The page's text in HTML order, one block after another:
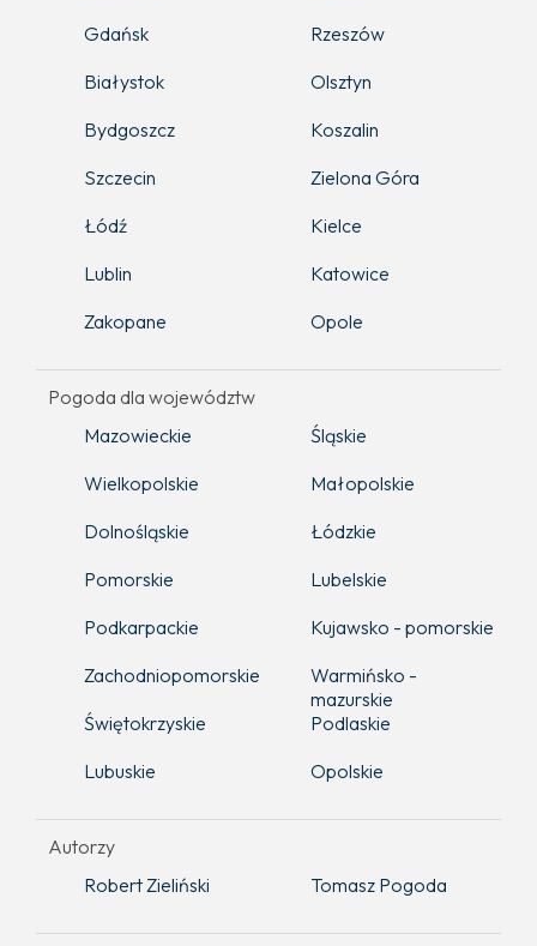
Gdańsk
Rzeszów
Białystok
Olsztyn
Bydgoszcz
Koszalin
Szczecin
Zielona Góra
Łódź
Kielce
Lublin
Katowice
Zakopane
Opole
Pogoda dla województw
Mazowieckie
Śląskie
Wielkopolskie
Małopolskie
Dolnośląskie
Łódzkie
Pomorskie
Lubelskie
Podkarpackie
Kujawsko - pomorskie
Zachodniopomorskie
Warmińsko -
mazurskie
Świętokrzyskie
Podlaskie
Lubuskie
Opolskie
Autorzy
Robert Zieliński
Tomasz Pogoda